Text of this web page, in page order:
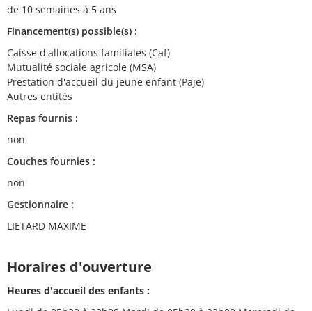
de 10 semaines à 5 ans
Financement(s) possible(s) :
Caisse d'allocations familiales (Caf)
Mutualité sociale agricole (MSA)
Prestation d'accueil du jeune enfant (Paje)
Autres entités
Repas fournis :
non
Couches fournies :
non
Gestionnaire :
LIETARD MAXIME
Horaires d'ouverture
Heures d'accueil des enfants :